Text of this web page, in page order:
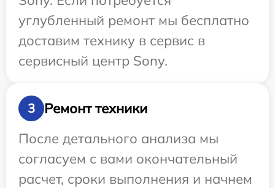
углубленный ремонт мы бесплатно
доставим технику в сервис в
сервисный центр Sony.
3
Ремонт техники
После детального анализа мы
согласуем с вами окончательный
расчет, сроки выполнения и начнем